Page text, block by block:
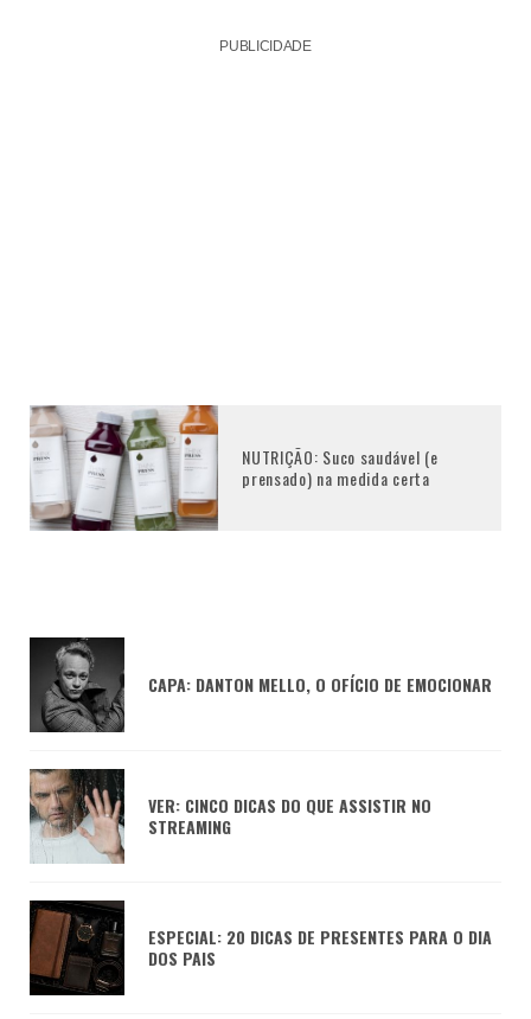
PUBLICIDADE
NUTRIÇÃO: Suco saudável (e
prensado) na medida certa
CAPA: DANTON MELLO, O OFÍCIO DE EMOCIONAR
VER: CINCO DICAS DO QUE ASSISTIR NO
STREAMING
ESPECIAL: 20 DICAS DE PRESENTES PARA O DIA
DOS PAIS